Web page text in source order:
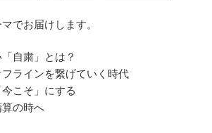
でお届けします。
自粛」とは？
ラインを繋げていく時代
こそ」にする
の時へ